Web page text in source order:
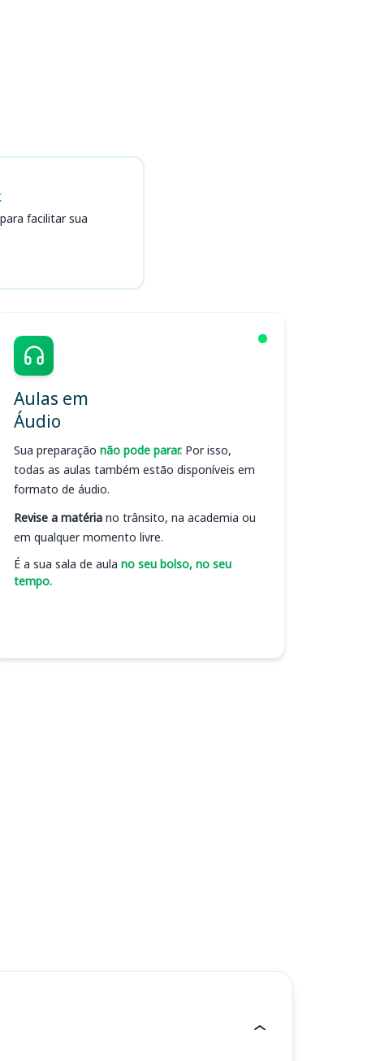
facilitar sua
Aulas em
Áudio
Sua preparação não pode parar. Por isso,
todas as aulas também estão disponíveis em
formato de áudio.
Revise a matéria no trânsito, na academia ou
em qualquer momento livre.
É a sua sala de aula no seu bolso, no seu
tempo.